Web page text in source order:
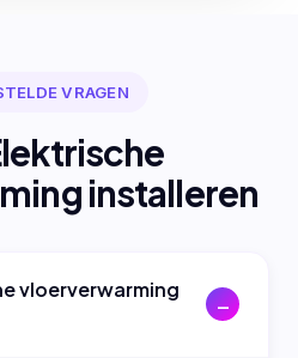
VRAGEN
installeren
vloerverwarming